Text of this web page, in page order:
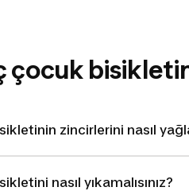
çocuk
zincirlerini nasıl
nasıl yıkamalısınız?